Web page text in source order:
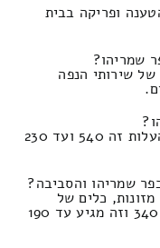
ופריקה בבית
שמריהו?
שירותי הנפה
בחירת העברת מטבח ע"י שירותי הנפה העלות זה 540 ועד 230
שמריהו והסביבה?
כלים של
גסטרונומיה שנדלירים ועוד) המחיר זהו 340 וזה מגיע עד 190